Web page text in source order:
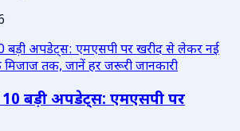
10 बड़ी अपडेट्स: एमएसपी पर